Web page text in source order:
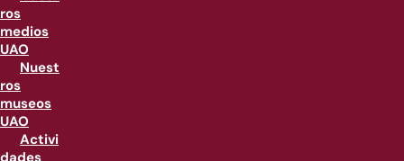
ros
medios
UAO
Nuest
ros
museos
UAO
Activi
dades